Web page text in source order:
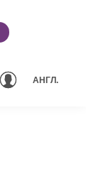
АНГЛ.